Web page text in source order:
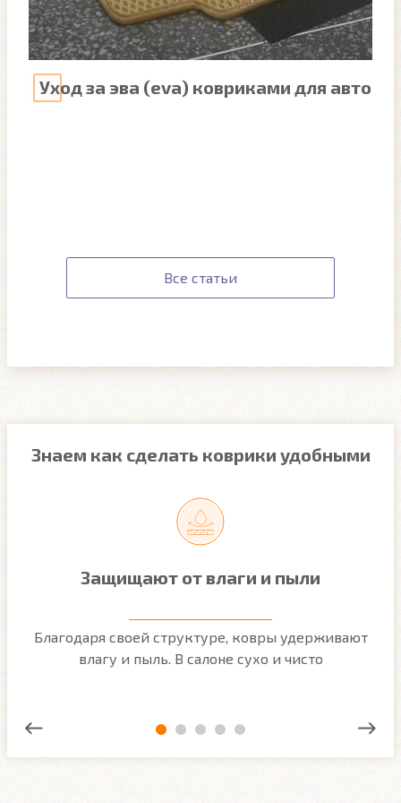
Уход за эва (eva) ковриками для авто
Все статьи
Знаем как сделать коврики удобными
Защищают от влаги и пыли
Благодаря своей структуре, ковры удерживают
влагу и пыль. В салоне сухо и чисто